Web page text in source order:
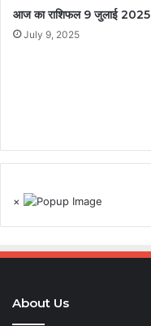
आज का राशिफल 9 जुलाई 2025
July 9, 2025
×
About Us